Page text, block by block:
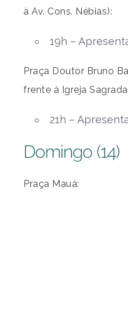
à Av. Cons. Nébias):
19h –
Praça Doutor Bruno
frente à Igreja
21h –
Domingo (14)
Praça Mauá: